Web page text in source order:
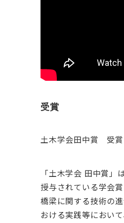
受賞
土木学会田中賞 受賞
「土木学会 田中賞
授与されている学会賞
橋梁に関する技術の
おける実践等におい